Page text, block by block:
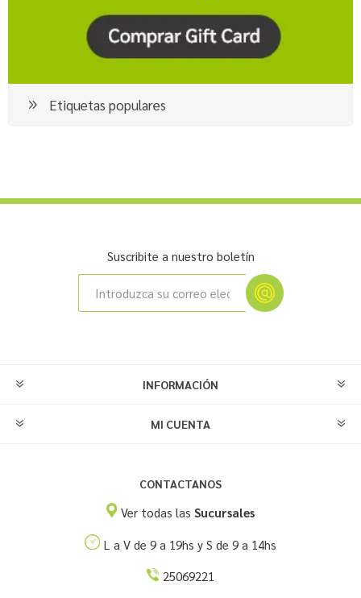
Etiquetas populares
Suscribite a nuestro boletín
INFORMACIÓN
MI CUENTA
CONTACTANOS
Ver todas lasSucursales
L a V de 9 a 19hs y S de 9 a 14hs
25069221